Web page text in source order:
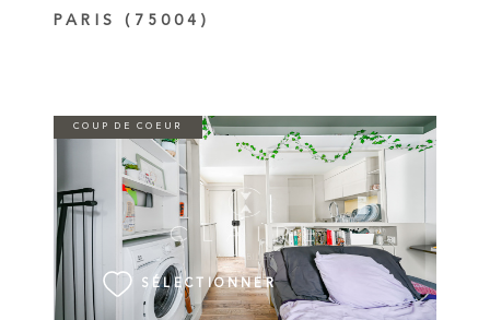
PARIS (75004)
COUP DE COEUR
SÉLECTIONNER
VOIR LE BIEN